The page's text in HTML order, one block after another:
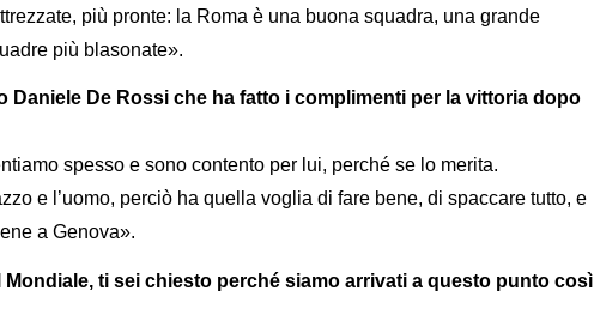
più pronte: la Roma è una buona squadra, una grande
più blasonate».
Daniele De Rossi che ha fatto i complimenti per la vittoria dopo
spesso e sono contento per lui, perché se lo merita.
e l’uomo, perciò ha quella voglia di fare bene, di spaccare tutto, e
a Genova».
Mondiale, ti sei chiesto perché siamo arrivati a questo punto così